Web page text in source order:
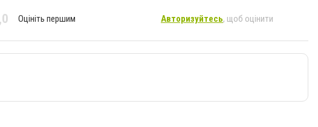
Оцініть першим Авторизуйтесь, щоб оцінити